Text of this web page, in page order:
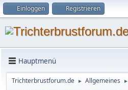
Einloggen Registrieren
Hauptmenü
Trichterbrustforum.de ► Allgemeines ►